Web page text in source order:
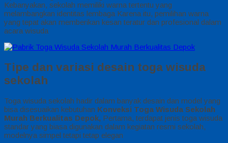
Kebanyakan, sekolah memiliki warna tertentu yang
melambangkan identitas lembaga Karena itu, pemilihan warna
yang tepat akan memberikan kesan teratur dan profesional dalam
acara wisuda
Tipe dan variasi desain toga wisuda
sekolah
Toga wisuda sekolah hadir dalam banyak desain dan model yang
bisa disesuaikan kebutuhan Konveksi Toga Wisuda Sekolah
Murah Berkualitas Depok, Pertama, terdapat jenis toga wisuda
standar yang biasa digunakan dalam kegiatan resmi sekolah,
modelnya simpel tetapi tetap elegan